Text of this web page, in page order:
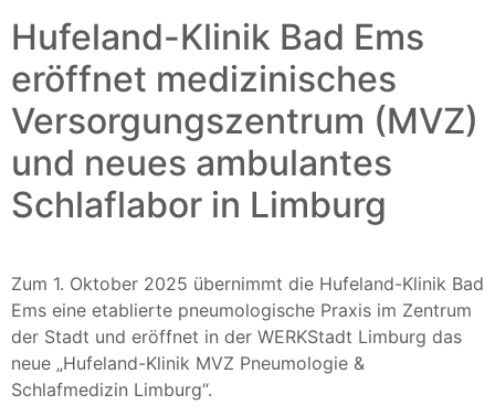
Hufeland-Klinik Bad Ems
eröffnet medizinisches
Versorgungszentrum (MVZ)
und neues ambulantes
Schlaflabor in Limburg
Zum 1. Oktober 2025 übernimmt die Hufeland-Klinik Bad
Ems eine etablierte pneumologische Praxis im Zentrum
der Stadt und eröffnet in der WERKStadt Limburg das
neue „Hufeland-Klinik MVZ Pneumologie &
Schlafmedizin Limburg“.